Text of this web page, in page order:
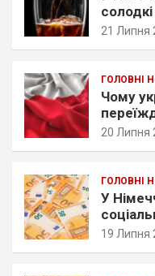
21 Липня
ГОЛОВНІ
Чому
20 Липня
ГОЛОВНІ
У
19 Липня